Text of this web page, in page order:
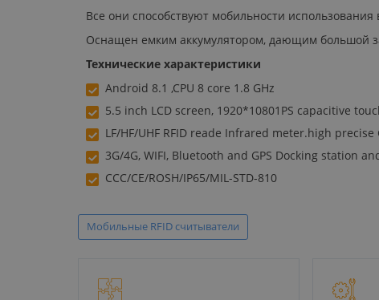
Все они способствуют мобильности
Оснащен емким аккумулятором, дающим большой
Технические характеристики
Android 8.1 ,CPU 8 core 1.8 GHz
5.5 inch LCD screen, 1920*10801PS capacitive
LF/HF/UHF RFID reade Infrared meter.high precise
3G/4G, WIFI, Bluetooth and GPS Docking station
CCC/CE/ROSH/IP65/MIL-STD-810
Мобильные RFID считыватели